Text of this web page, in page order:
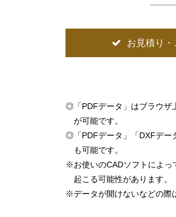
お見積り
◎ 「PDFデータ」はブラウ
が可能です。
◎ 「PDFデータ」「DXFデ
も可能です。
※お使いのCADソフトによ
起こる可能性があります。
※データが開けないなどの際